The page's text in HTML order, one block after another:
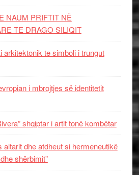
NAUM PRIFTIT NË
TE DRAGO SILIQIT
arkitektonik te simboli i trungut
i mbrojtjes së identitetit
shqiptar i artit tonë kombëtar
altarit dhe atdheut si hermeneutikë
shërbimit”